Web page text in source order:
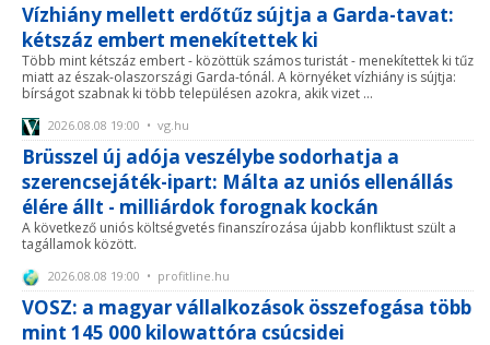
Vízhiány mellett erdőtűz sújtja a Garda-tavat:
kétszáz embert menekítettek ki
Több mint kétszáz embert - közöttük számos turistát - menekítettek ki tűz
miatt az észak-olaszországi Garda-tónál. A környéket vízhiány is sújtja:
bírságot szabnak ki több településen azokra, akik vizet ...
2026.08.08 19:00 • vg.hu
Brüsszel új adója veszélybe sodorhatja a
szerencsejáték-ipart: Málta az uniós ellenállás
élére állt - milliárdok forognak kockán
A következő uniós költségvetés finanszírozása újabb konfliktust szült a
tagállamok között.
2026.08.08 19:00 • profitline.hu
VOSZ: a magyar vállalkozások összefogása több
mint 145 000 kilowattóra csúcsidei